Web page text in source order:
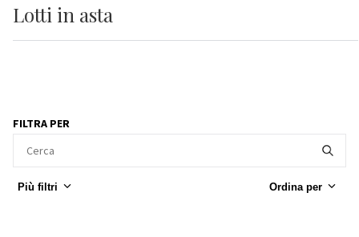
Lotti in asta
FILTRA PER
Più filtri Ordina per